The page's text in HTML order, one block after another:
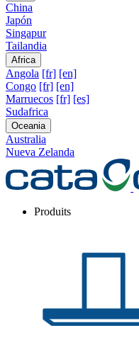
China
Japón
Singapur
Tailandia
Africa
Angola [fr] [en]
Congo [fr] [en]
Marruecos [fr] [es]
Sudafrica
Oceania
Australia
Nueva Zelanda
Produits